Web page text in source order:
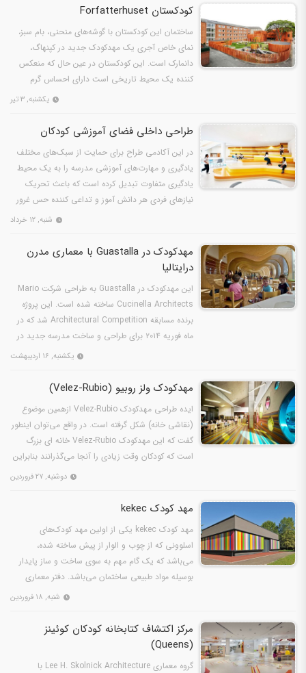
کودکستان Forfatterhuset
ساختمان این کودکستان با گوشه‌های منحنی، بام سبز،
نمای خاص آجری یک مهدکودک جدید در کپنهاگ،
دانمارک است. این کودکستان در عین حال که منعکس
کننده یک محیط تاریخی است دارای احساس گرم
یکشنبه, ۳ تیر
طراحی داخلی فضای آموزشی کودکان
در این آکادمی طراح برای حمایت از سبک‌های مختلف
یادگیری و مهارت‌های آموزشی مدرسه را به یک محیط
یادگیری متفاوت تبدیل کرده است که باعث تحریک
نیازهای فردی هر دانش آموز و تداعی کننده حس غرور
شنبه, ۱۲ خرداد
مهدکودک در Guastalla با معماری مدرن
درایتالیا
این مهدکودک در Guastalla به طراحی شرکت Mario
Cucinella Architects ساخته شده است. این پروژه
برنده مسابقه Architectural Competition شد که در
ماه فوریه ۲۰۱۴ برای طراحی و ساخت مدرسه جدید در
یکشنبه, ۱۶ اردیبهشت
مهدکودک ولز روبیو (Velez-Rubio)
ایده طراحی مهدکودک Velez-Rubio ازهمین موضوع
(نقاشی خانه) شکل گرفته است. در واقع می‌توان اینطور
گفت که این مهدکودک Velez-Rubio خانه ای بزرگ
است که کودکان وقت زیادی را آنجا می‌گذرانند بنابراین
دوشنبه, ۲۷ فروردین
مهد کودک kekec
مهد کودک kekec یکی از اولین مهد کودک‌های
اسلوونی که از چوب و الوار از پیش ساخته شده،
می‌باشد که یک گام مهم به سوی ساخت و ساز پایدار
بوسیله مواد طبیعی ساختمان می‌باشد. دفتر معماری
شنبه, ۱۸ فروردین
مرکز اکتشاف کتابخانه کودکان کوئینز
(Queens)
گروه معماری Lee H. Skolnick Architecture با